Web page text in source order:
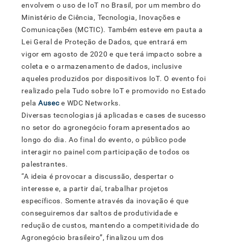
envolvem o uso de IoT no Brasil, por um membro do
Ministério de Ciência, Tecnologia, Inovações e
Comunicações (MCTIC). Também esteve em pauta a
Lei Geral de Proteção de Dados, que entrará em
vigor em agosto de 2020 e que terá impacto sobre a
coleta e o armazenamento de dados, inclusive
aqueles produzidos por dispositivos IoT. O evento foi
realizado pela Tudo sobre IoT e promovido no Estado
pela Ausece WDC Networks.
Diversas tecnologias já aplicadas e cases de sucesso
no setor do agronegócio foram apresentados ao
longo do dia. Ao final do evento, o público pode
interagir no painel com participação de todos os
palestrantes.
“A ideia é provocar a discussão, despertar o
interesse e, a partir daí, trabalhar projetos
específicos. Somente através da inovação é que
conseguiremos dar saltos de produtividade e
redução de custos, mantendo a competitividade do
Agronegócio brasileiro”, finalizou um dos